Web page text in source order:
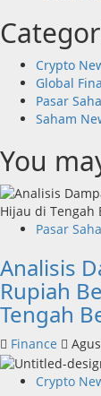
Crypto
Global
Pasar
Saham
You
Pasar
Analisis
Rupiah
Tengah
Finance
Crypto